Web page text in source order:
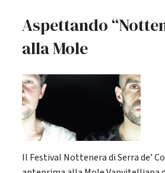
Aspettando
alla Mole
Il Festival Nottenera di Serra de’